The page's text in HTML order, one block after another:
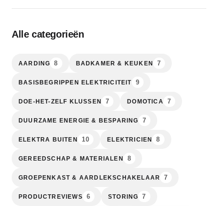
Alle categorieën
AARDING 8 BADKAMER & KEUKEN 7
BASISBEGRIPPEN ELEKTRICITEIT 9
DOE-HET-ZELF KLUSSEN 7 DOMOTICA 7
DUURZAME ENERGIE & BESPARING 7
ELEKTRA BUITEN 10 ELEKTRICIEN 8
GEREEDSCHAP & MATERIALEN 8
GROEPENKAST & AARDLEKSCHAKELAAR 7
PRODUCTREVIEWS 6 STORING 7